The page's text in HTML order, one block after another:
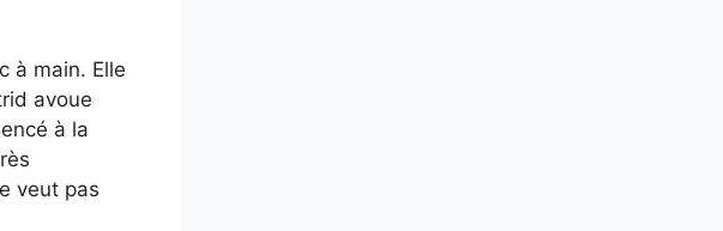
à main. Elle
avoue
à la
veut pas